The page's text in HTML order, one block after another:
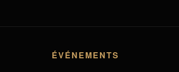
ÉVÉNEMENTS